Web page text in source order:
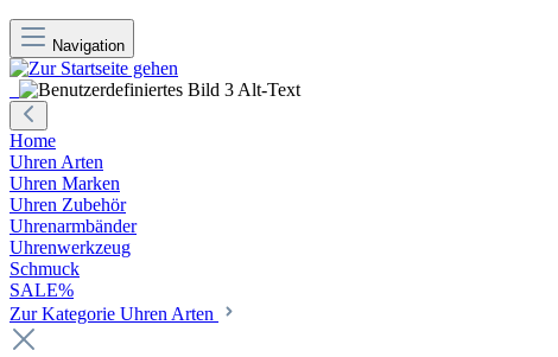
Navigation
Home
Uhren Arten
Uhren Marken
Uhren Zubehör
Uhrenarmbänder
Uhrenwerkzeug
Schmuck
SALE%
Zur Kategorie Uhren Arten